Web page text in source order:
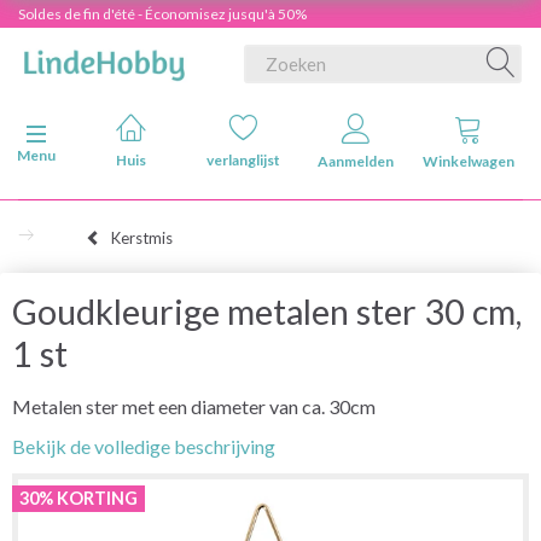
Soldes de fin d'été - Économisez jusqu'à 50%
Navigatie in-/uitschakelen
Menu
Huis verlanglijst Aanmelden Winkelwagen
Kerstmis
Goudkleurige metalen ster 30 cm,
1 st
Metalen ster met een diameter van ca. 30cm
Bekijk de volledige beschrijving
30% KORTING